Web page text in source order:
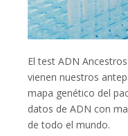
El test ADN
vienen nuestros
mapa genético del
datos de ADN con
de todo el mundo.